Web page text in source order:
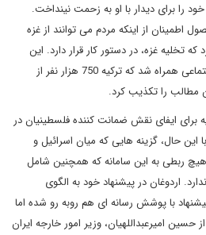
را برای دیدار با او به زحمت نینداخت.
اطمینان از اینکه مردم می توانند از غزه
که تخلیه غزه، در دستور کار قرار دارد. این
ماجرا با شایعاتی در رسانه های اجتماعی همراه شد که ترکیه 750 هزار نفر از
مطالب را تکذیب کرد.
برای ایفای نقش ضمانت کننده فلسطینیان در
حال، گزینه هایی که میان اسرائیل و
هیچ ربطی به این سامانه که همچنین شامل
اردوغان در پیشنهاد خود به الگوی
با پوشش رسانه ای هم روبه رو شده اما
امیرعبداللهیان، وزیر امور خارجه ایران